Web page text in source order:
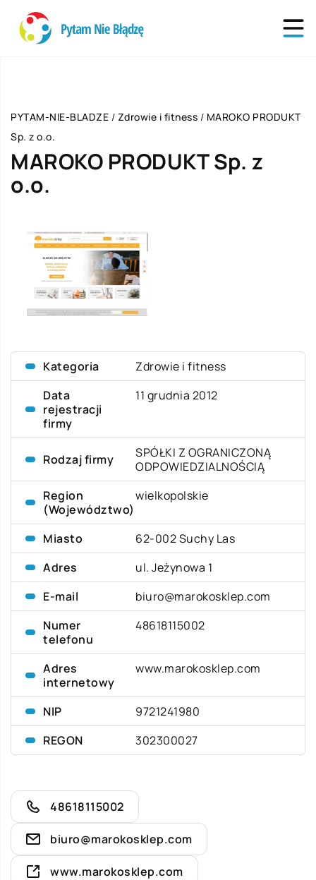
PYTAM-NIE-BLADZE / Zdrowie i fitness / MAROKO PRODUKT
Sp. z o.o.
MAROKO PRODUKT Sp. z
o.o.
Kategoria
Zdrowie i fitness
Data
rejestracji
firmy
11 grudnia 2012
Rodzaj firmy
SPÓŁKI Z OGRANICZONĄ
ODPOWIEDZIALNOŚCIĄ
Region
(Województwo)
wielkopolskie
Miasto
62-002 Suchy Las
Adres
ul. Jeżynowa 1
E-mail
biuro@marokosklep.com
Numer
telefonu
48618115002
Adres
internetowy
www.marokosklep.com
NIP
9721241980
REGON
302300027
48618115002
biuro@marokosklep.com
www.marokosklep.com